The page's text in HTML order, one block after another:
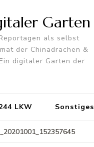
Garten
als selbst
der Chinadrachen &
digitaler Garten der
LKW Sonstiges